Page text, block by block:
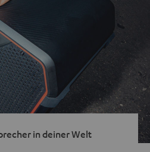
in deiner Welt